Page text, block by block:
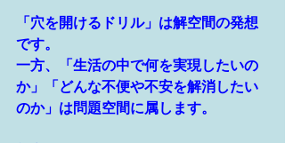
「穴を開けるドリル」は解空間の発想
です。
一方、「生活の中で何を実現したいの
か」「どんな不便や不安を解消したい
のか」は問題空間に属します。